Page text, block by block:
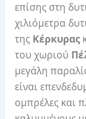
επίσης στη
χιλιόμετρα
της Κέρκυρας
του χωριού
μεγάλη
είναι
ομπρέλες και